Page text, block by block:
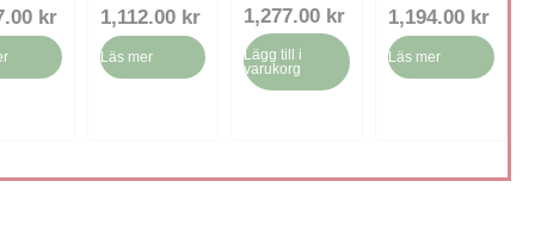
kr
tunis silver
aluminium
1,112.00 kr
Läs mer
bord soffbord
metall ram
1,277.00 kr
Lägg till i
varukorg
Liverpool
metal ram –
Vit
1,194.00 kr
Läs mer